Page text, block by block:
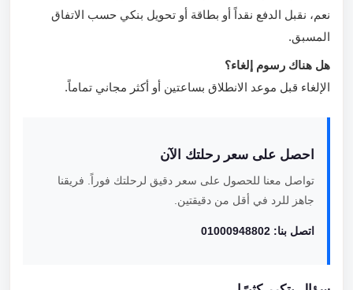
نعم، نقبل الدفع نقداً أو بطاقة أو تحويل بنكي حسب الاتفاق
المسبق.
هل هناك رسوم إلغاء؟
الإلغاء قبل موعد الانطلاق بساعتين أو أكثر مجاني تماماً.
احصل على سعر رحلتك الآن
تواصل معنا للحصول على سعر دقيق لرحلتك فوراً. فريقنا
جاهز للرد في أقل من دقيقتين.
اتصل بنا: 01000948802